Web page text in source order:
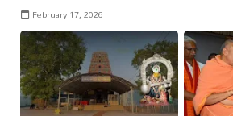
February 17, 2026